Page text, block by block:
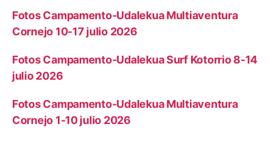
Fotos Campamento-Udalekua Multiaventura
Cornejo 10-17 julio 2026
Fotos Campamento-Udalekua Surf Kotorrio 8-14
julio 2026
Fotos Campamento-Udalekua Multiaventura
Cornejo 1-10 julio 2026